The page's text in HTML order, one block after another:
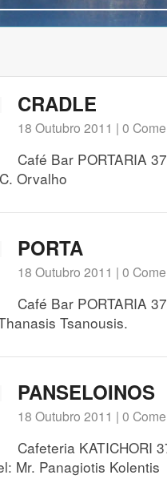
CRADLE
18 Outubro 2011 | 0
Café Bar PORTARIA
Orvalho
PORTA
18 Outubro 2011 | 0
Café Bar PORTARIA
Tsanousis.
PANSELOINOS
18 Outubro 2011 | 0
Cafeteria KATICHORI
Mr. Panagiotis Kolentis